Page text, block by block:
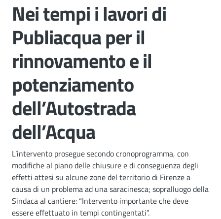
Nei tempi i lavori di
Publiacqua per il
rinnovamento e il
potenziamento
dell’Autostrada
dell’Acqua
Dettagli
L’intervento prosegue secondo cronoprogramma, con
modifiche al piano delle chiusure e di conseguenza degli
effetti attesi su alcune zone del territorio di Firenze a
causa di un problema ad una saracinesca; sopralluogo della
Sindaca al cantiere: “Intervento importante che deve
essere effettuato in tempi contingentati”.